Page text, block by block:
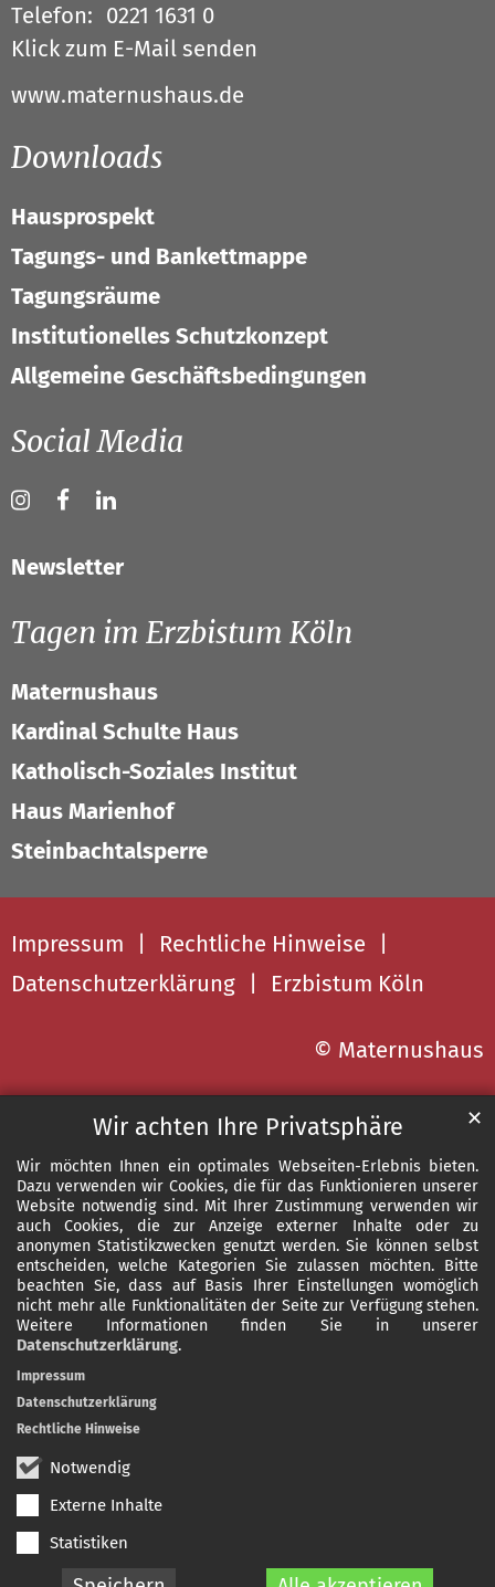
Wir achten Ihre Privatsphäre
Wir möchten Ihnen ein optimales Webseiten-Erlebnis bieten.
Dazu verwenden wir Cookies, die für das Funktionieren unserer
Website notwendig sind. Mit Ihrer Zustimmung verwenden wir
auch Cookies, die zur Anzeige externer Inhalte oder zu
anonymen Statistikzwecken genutzt werden. Sie können selbst
entscheiden, welche Kategorien Sie zulassen möchten. Bitte
beachten Sie, dass auf Basis Ihrer Einstellungen womöglich
nicht mehr alle Funktionalitäten der Seite zur Verfügung stehen.
Weitere Informationen finden Sie in unserer
Datenschutzerklärung.
Notwendig
Externe Inhalte
Statistiken
✕
Impressum
Datenschutzerklärung
Rechtliche Hinweise
Telefon: 0221 1631 0
Klick zum E-Mail senden
www.maternushaus.de
Downloads
Hausprospekt
Tagungs- und Bankettmappe
Tagungsräume
Institutionelles Schutzkonzept
Allgemeine Geschäftsbedingungen
Social Media
Newsletter
Tagen im Erzbistum Köln
Maternushaus
Kardinal Schulte Haus
Katholisch-Soziales Institut
Haus Marienhof
Steinbachtalsperre
Impressum
Rechtliche Hinweise
Datenschutzerklärung
Erzbistum Köln
© Maternushaus